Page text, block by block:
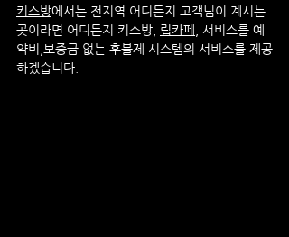
키스방에서는 전지역 어디든지 고객님이 계시는
곳이라면 어디든지 키스방, 립카페
, 서비스를 예
약비,보증금 없는 후불제 시스템의 서비스를 제공
하겠습니다.